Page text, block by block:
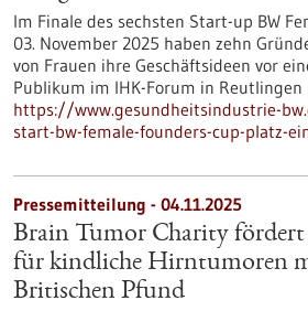
Im Finale des sechsten Start-up BW
03. November 2025 haben zehn
von Frauen ihre Geschäftsideen vor
Publikum im IHK-Forum in
https://www.gesundheitsindustrie-
start-bw-female-founders-cup-platz-
Pressemitteilung - 04.11.2025
Brain Tumor Charity
für kindliche Hirntumoren
Britischen Pfund